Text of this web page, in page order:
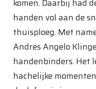
komen. Daarbij had
handen vol aan de
thuisploeg. Met
Andres Angelo
handenbinders. Het
hachelijke